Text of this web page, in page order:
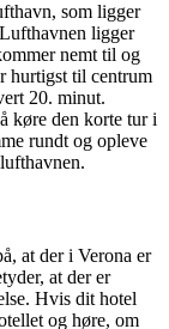
som ligger
ligger
nemt til og
hurtigst til centrum
20. minut.
køre den korte tur i
rundt og opleve
at der i Verona er
at der er
Hvis dit hotel
og høre, om